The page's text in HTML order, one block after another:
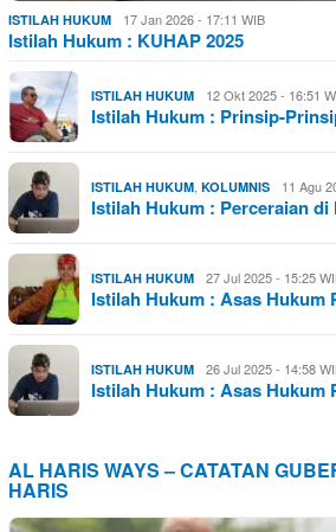
ISTILAH HUKUM 17 Jan 2026 - 17:11 WIB
Istilah Hukum : KUHAP 2025
ISTILAH HUKUM 12 Okt 2025 - 16:51
Istilah Hukum : Prinsip-
ISTILAH HUKUM, KOLUMNIS 11 Agu
Istilah Hukum : Perceraian
ISTILAH HUKUM 27 Jul 2025 - 15:25
Istilah Hukum : Asas Hukum
ISTILAH HUKUM 26 Jul 2025 - 14:58
Istilah Hukum : Asas Hukum
AL HARIS WAYS – CATATAN
HARIS